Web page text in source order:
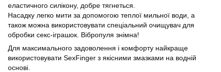
еластичного силікону, добре тягнеться.
Насадку легко мити за допомогою теплої мильної води, а
також можна використовувати спеціальний очищувач для
обробки секс-іграшок. Вібропуля знімна!
Для максимального задоволення і комфорту найкраще
використовувати SexFinger з якісними змазками на водній
основі.